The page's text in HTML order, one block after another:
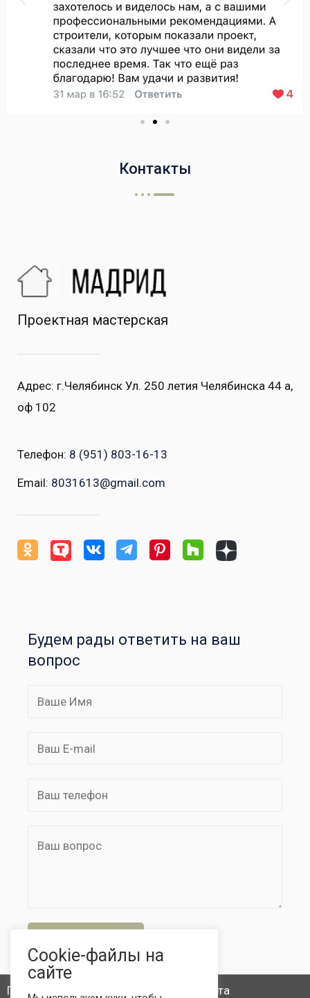
Контакты
Проектная мастерская
Адрес: г.Челябинск Ул. 250 летия Челябинска 44 а,
оф 102
Телефон: 8 (951) 803-16-13
Email: 8031613@gmail.com
Будем рады ответить на ваш
вопрос
Политика конфиденциальности и Оферта
Cookie-файлы на
сайте